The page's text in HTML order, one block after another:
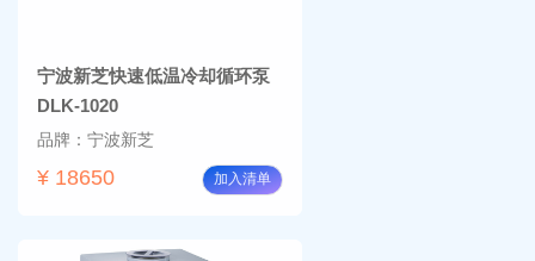
宁波新芝快速低温冷却循环泵
DLK-1020
品牌：宁波新芝
¥ 18650 加入清单